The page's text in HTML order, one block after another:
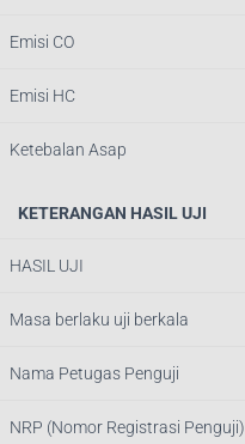
Emisi CO
Emisi HC
Ketebalan Asap
KETERANGAN HASIL UJI
HASIL UJI
Masa berlaku uji berkala
Nama Petugas Penguji
NRP (Nomor Registrasi Penguji)